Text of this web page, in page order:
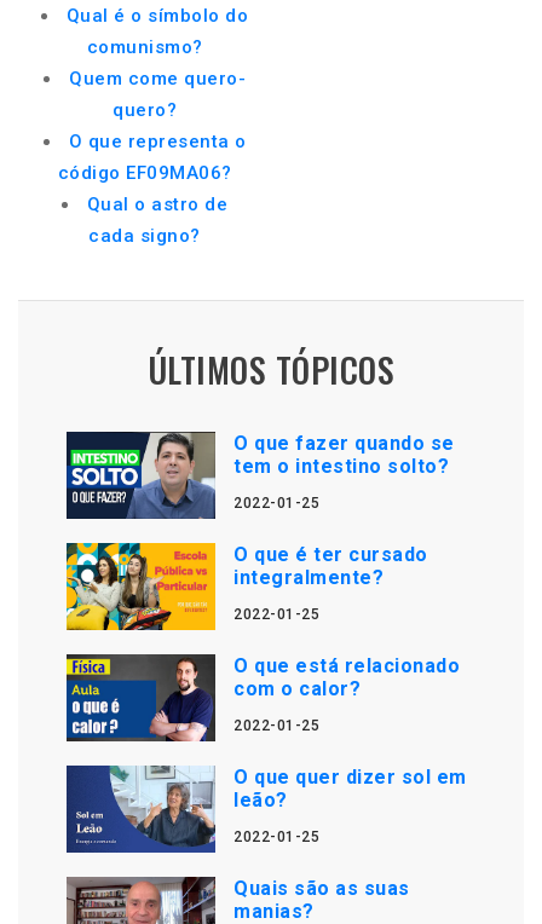
Qual é o símbolo do
comunismo?
Quem come quero-
quero?
O que representa o
código EF09MA06?
Qual o astro de
cada signo?
ÚLTIMOS TÓPICOS
O que fazer quando se
tem o intestino solto?
2022-01-25
O que é ter cursado
integralmente?
2022-01-25
O que está relacionado
com o calor?
2022-01-25
O que quer dizer sol em
leão?
2022-01-25
Quais são as suas
manias?